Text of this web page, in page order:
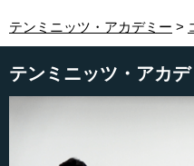
テンミニッツ・アカデミー
テンミニッツ・アカ